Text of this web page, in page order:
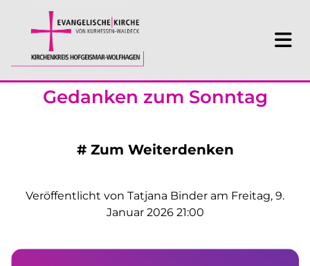
Gedanken zum Sonntag
# Zum Weiterdenken
Veröffentlicht von Tatjana Binder am Freitag, 9.
Januar 2026 21:00